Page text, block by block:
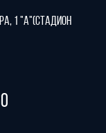
1 "А"(стадион